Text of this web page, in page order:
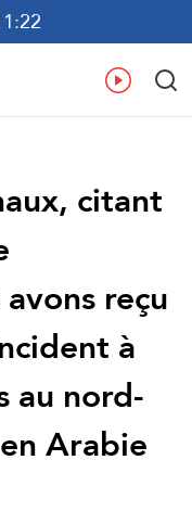
citant
reçu
à
au nord-
Arabie